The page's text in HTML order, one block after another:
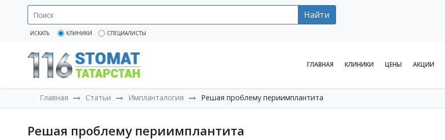
Найти
ИСКАТЬ КЛИНИКИ СПЕЦИАЛИСТЫ
ГЛАВНАЯ КЛИНИКИ ЦЕНЫ АКЦИИ
Главная Статьи Импланталогия Решая проблему периимплантита
Решая проблему периимплантита